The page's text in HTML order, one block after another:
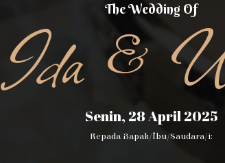
IDA &
The Wedding Of
Ida &
Senin, 28 April 2025
Kepada Bapak/Ibu/Saudara/i: